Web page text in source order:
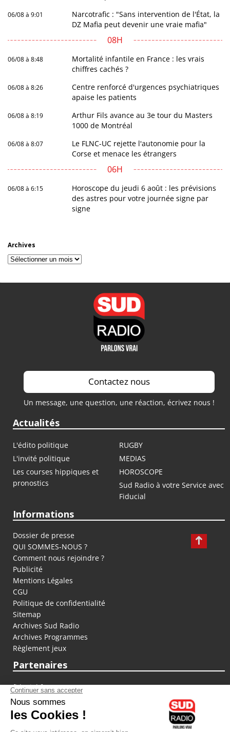
06/08 à 9:01
Narcotrafic : "Sans intervention de l'État, la
DZ Mafia peut devenir une vraie mafia"
08H
06/08 à 8:48
Mortalité infantile en France : les vrais
chiffres cachés ?
06/08 à 8:26
Centre renforcé d'urgences psychiatriques
apaise les patients
06/08 à 8:19
Arthur Fils avance au 3e tour du Masters
1000 de Montréal
06/08 à 8:07
Le FLNC-UC rejette l'autonomie pour la
Corse et menace les étrangers
06H
06/08 à 6:15
Horoscope du jeudi 6 août : les prévisions
des astres pour votre journée signe par
signe
Archives
Archives
Contactez nous
Un message, une question, une réaction, écrivez nous !
Actualités
L'édito politique
RUGBY
L'invité politique
MEDIAS
Les courses hippiques et
pronostics
HOROSCOPE
Sud Radio à votre Service avec
Fiducial
Informations
Dossier de presse
QUI SOMMES-NOUS ?
Comment nous rejoindre ?
Publicité
Mentions Légales
CGU
Politique de confidentialité
Sitemap
Archives Sud Radio
Archives Programmes
Règlement jeux
Partenaires
fiducial.fr
lyoncapitale.fr
olympique-et-lyonnais.com